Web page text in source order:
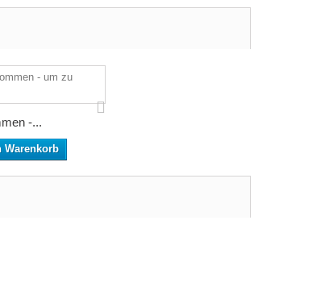
-...
Warenkorb